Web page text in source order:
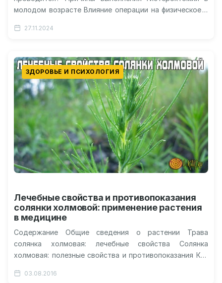
молодом возрасте Влияние операции на физическое и
27.11.2024
ЗДОРОВЬЕ И ПСИХОЛОГИЯ
Лечебные свойства и противопоказания
солянки холмовой: применение растения
в медицине
Содержание Общие сведения о растении Трава
солянка холмовая: лечебные свойства Солянка
холмовая: полезные свойства и противопоказания Как
Солянка…
03.08.2016